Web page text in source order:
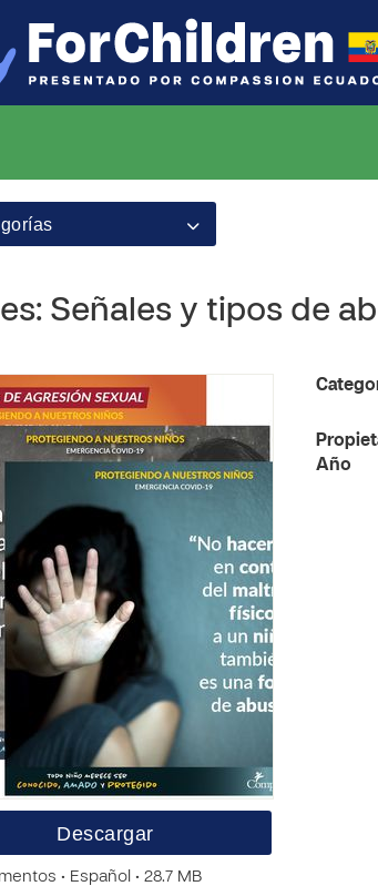
Señales y tipos de
Descargar
• Español • 28.7 MB
Año